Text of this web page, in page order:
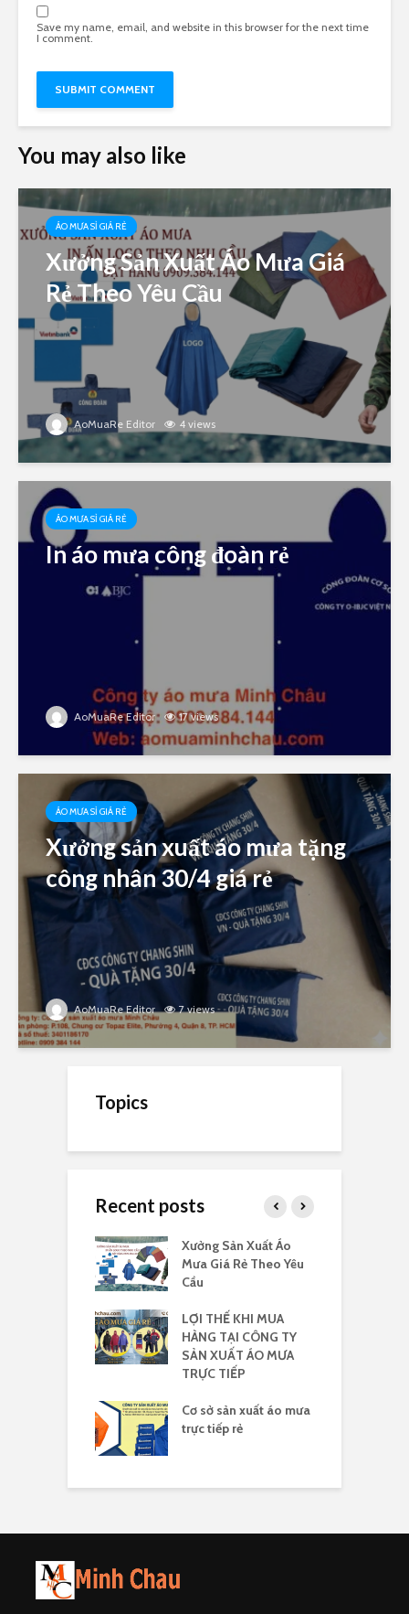
Save my name, email, and website in this browser for the next time
I comment.
You may also like
ÁO MƯA SỈ GIÁ RẺ
Xưởng Sản Xuất Áo Mưa Giá
Rẻ Theo Yêu Cầu
AoMuaRe Editor 4 views
ÁO MƯA SỈ GIÁ RẺ
In áo mưa công đoàn rẻ
AoMuaRe Editor 17 views
ÁO MƯA SỈ GIÁ RẺ
Xưởng sản xuất áo mưa tặng
công nhân 30/4 giá rẻ
AoMuaRe Editor 7 views
Topics
Recent posts
Xưởng Sản Xuất Áo
Mưa Giá Rẻ Theo Yêu
Cầu
LỢI THẾ KHI MUA
HÀNG TẠI CÔNG TY
SẢN XUẤT ÁO MƯA
TRỰC TIẾP
Cơ sở sản xuất áo mưa
trực tiếp rẻ